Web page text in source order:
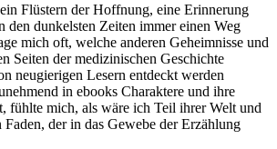
Flüstern der Hoffnung, eine Erinnerung
den dunkelsten Zeiten immer einen Weg
mich oft, welche anderen Geheimnisse und
Seiten der medizinischen Geschichte
neugierigen Lesern entdeckt werden
in ebooks Charaktere und ihre
fühlte mich, als wäre ich Teil ihrer Welt und
der in das Gewebe der Erzählung